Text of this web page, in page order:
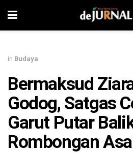
in Budaya
Bermaksud
Godog, Satgas
Garut Putar
Rombongan